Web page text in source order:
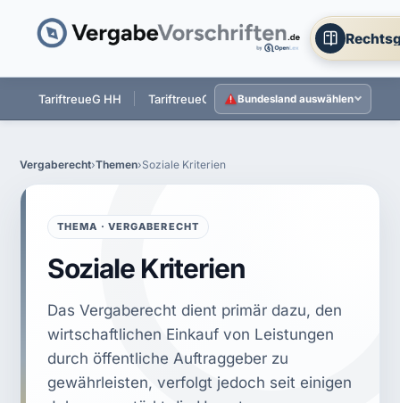
TariftreueG HH TariftreueG NI TariftreueG HE
Bundesland auswählen
Vergaberecht›Themen›Soziale Kriterien
THEMA · VERGABERECHT
Soziale Kriterien
Das Vergaberecht dient primär dazu, den
wirtschaftlichen Einkauf von Leistungen
durch öffentliche Auftraggeber zu
gewährleisten, verfolgt jedoch seit einigen